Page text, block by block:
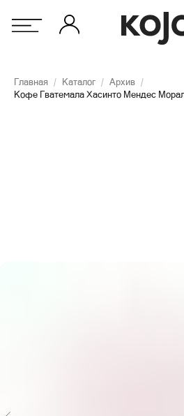
Главная / Каталог / Архив /
Кофе Гватемала Хасинто Мендес